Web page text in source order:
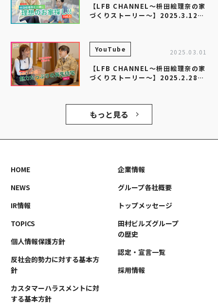
【LFB CHANNEL～枡田絵理奈の家
づくりストーリー～】2025.3.12配
YouTube 2025.03.01
【LFB CHANNEL～枡田絵理奈の家
づくりストーリー～】2025.2.28配
もっと見る
HOME
NEWS
IR情報
TOPICS
個人情報保護方針
反社会的勢力に対する基本方
針
カスタマーハラスメントに対
する基本方針
企業情報
グループ各社概要
トップメッセージ
田村ビルズグループ
の歴史
認定・宣言一覧
採用情報